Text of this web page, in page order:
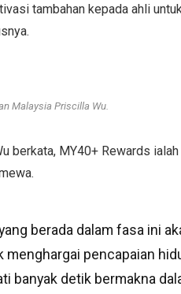
tambahan kepada ahli
Malaysia Priscilla Wu.
berkata, MY40+ Rewards
berada dalam fasa ini
pencapaian
banyak detik bermakna